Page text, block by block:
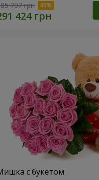
707 грн
с букетом